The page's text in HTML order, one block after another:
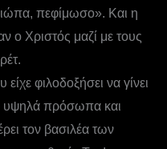
πεφίμωσο». Και η
ο Χριστός μαζί με τους
φιλοδοξήσει να γίνει
υψηλά πρόσωπα και
τον βασιλέα των